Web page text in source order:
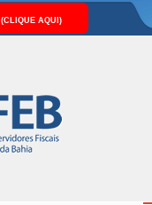
(CLIQUE AQUI)